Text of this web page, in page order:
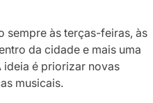
sempre às terças-feiras, às
da cidade e mais uma
ideia é priorizar novas
musicais.